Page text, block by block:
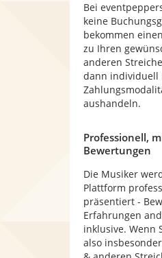
Bei
keine
bekommen
zu Ihren
anderen
dann individuell
aushandeln.
Professionell,
Bewertungen
Die Musiker
Plattform
präsentiert -
Erfahrungen
inklusive. Wenn
also